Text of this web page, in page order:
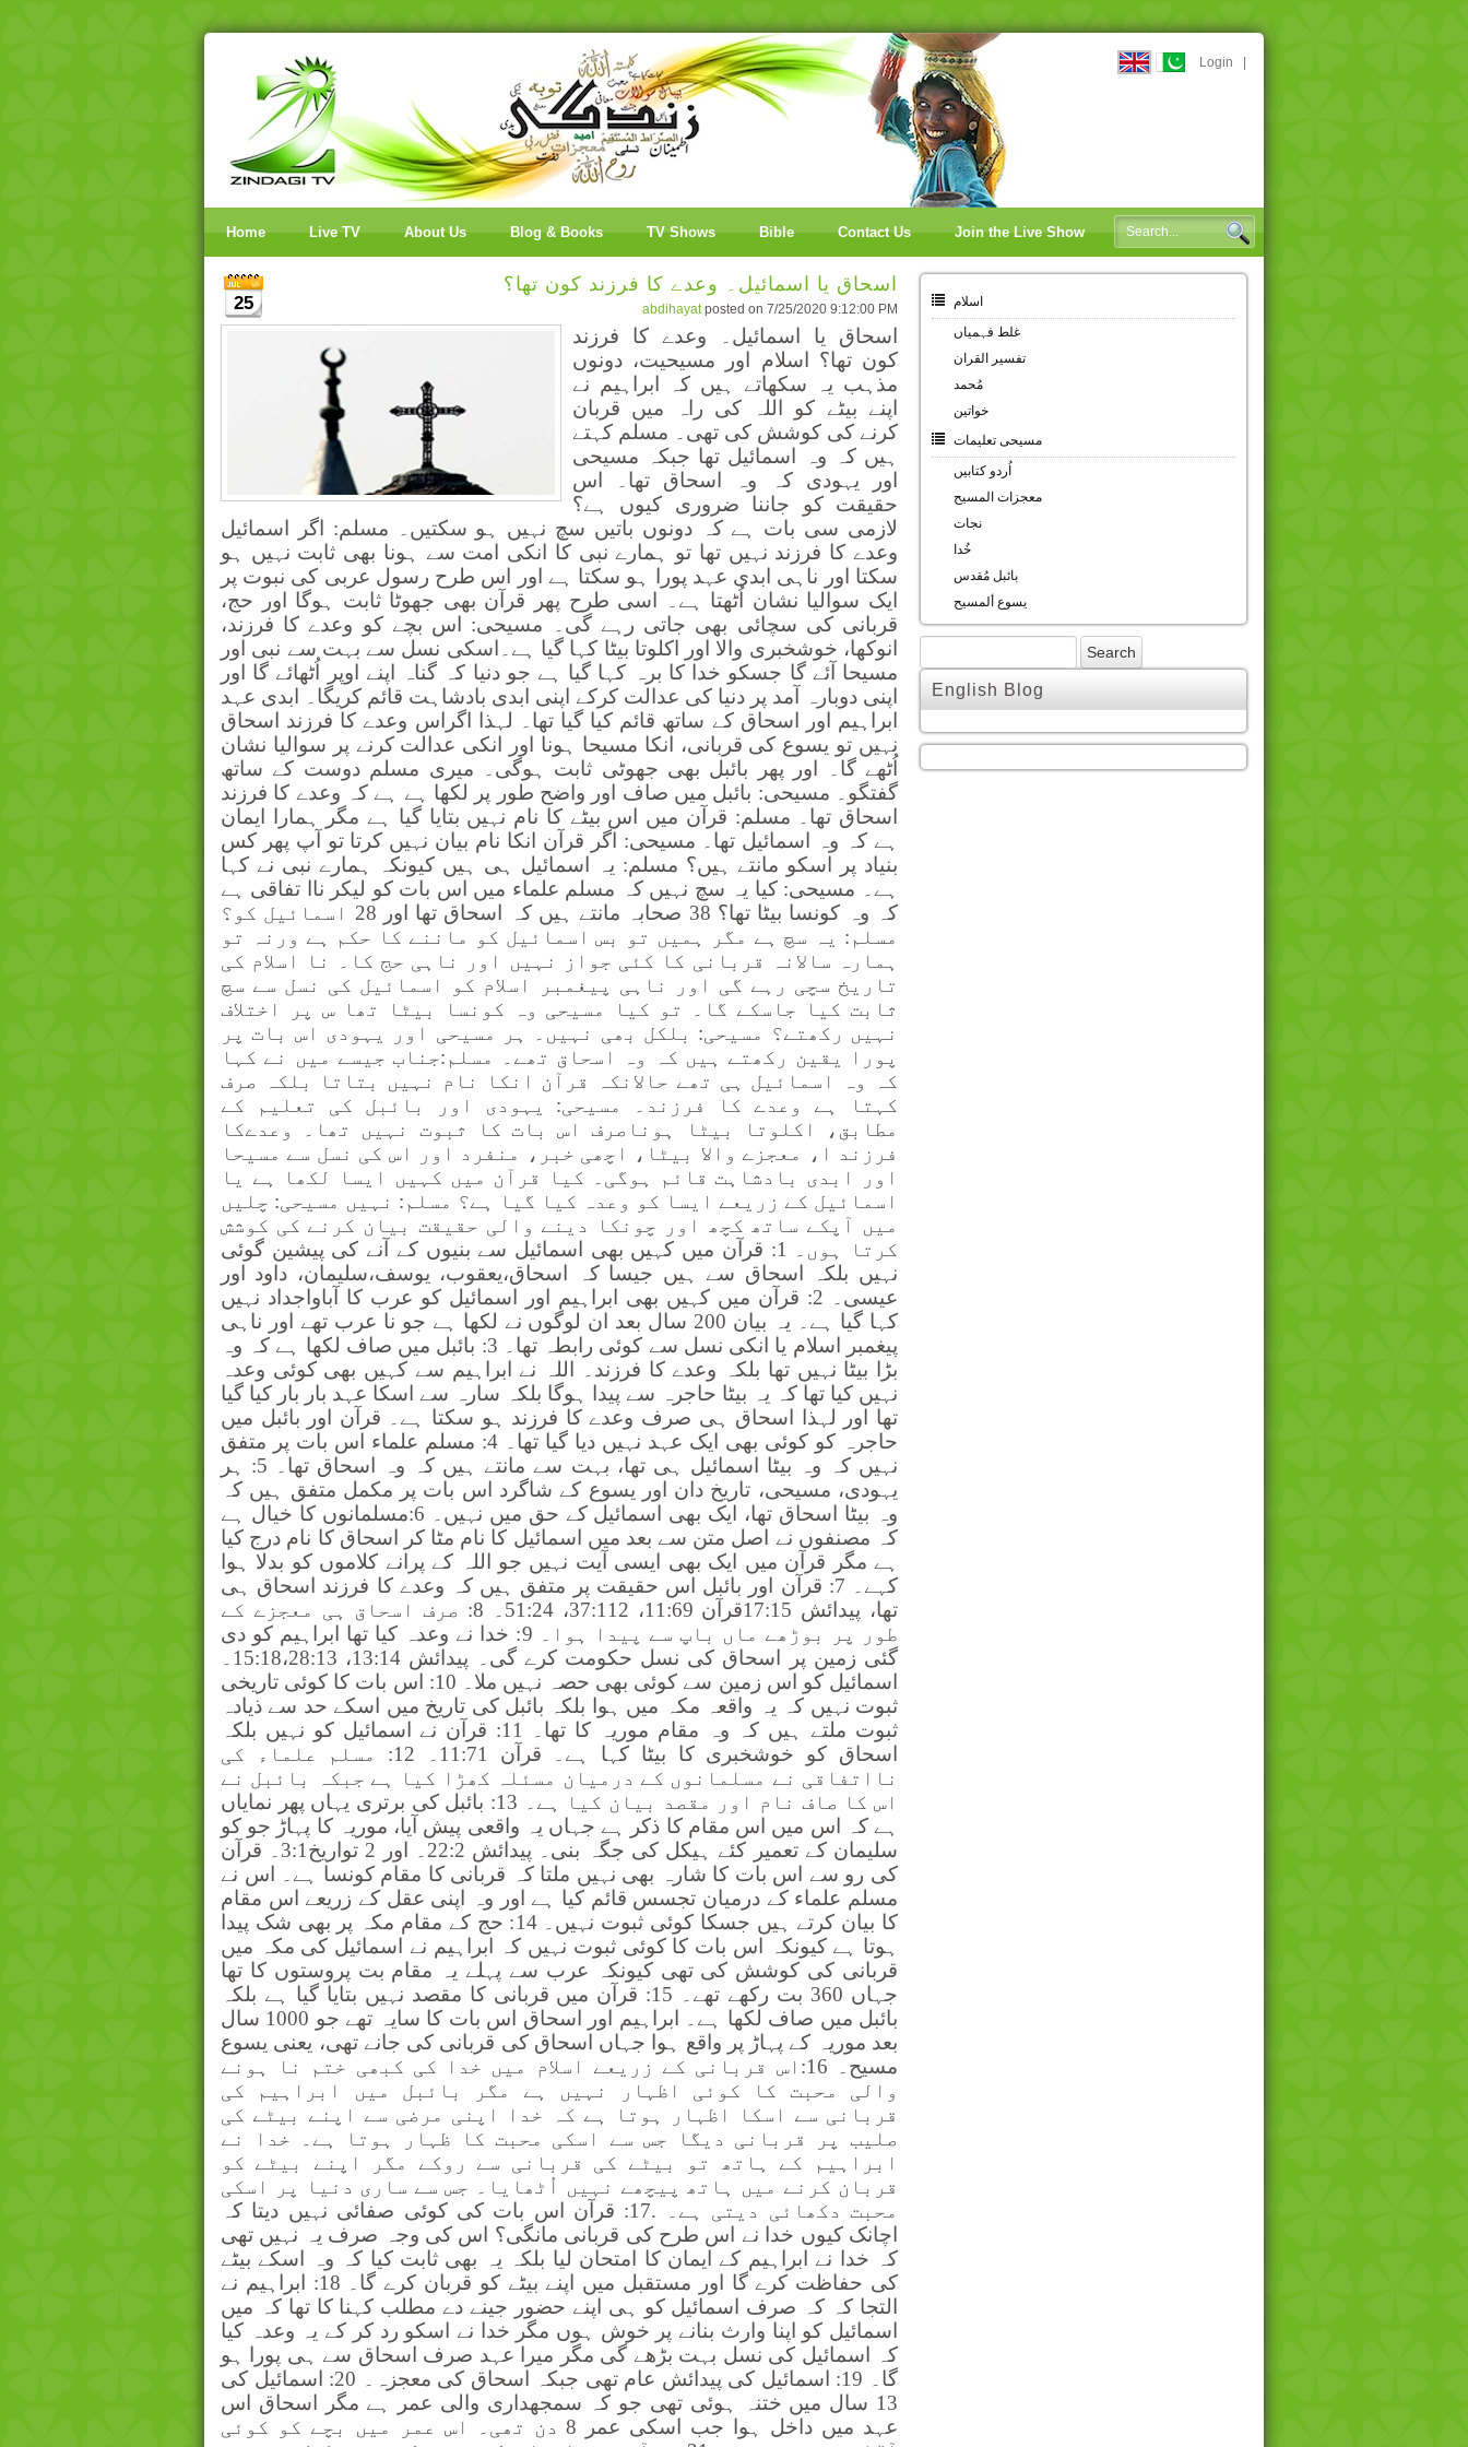
Login
Home Live TV About Us Blog & Books TV Shows Bible Contact Us Join the Live Show
25
اسحاق یا اسمائیل۔ وعدے کا فرزند کون تھا؟
abdihayatposted on 7/25/2020 9:12:00 PM
اسحاق یا اسمائیل۔ وعدے کا فرزند
کون تھا؟ اسلام اور مسیحیت، دونوں
مذہب یہ سکھاتے ہیں کہ ابراہیم نے
اپنے بیٹے کو اللہ کی راہ میں قربان
کرنے کی کوشش کی تھی۔ مسلم کہتے
ہیں کہ وہ اسمائیل تھا جبکہ مسیحی
اور یہودی کہ وہ اسحاق تھا۔ اس
حقیقت کو جاننا ضروری کیوں ہے؟
لازمی سی بات ہے کہ دونوں باتیں سچ نہیں ہو سکتیں۔ مسلم: اگر اسمائیل
وعدے کا فرزند نہیں تھا تو ہمارے نبی کا انکی امت سے ہونا بھی ثابت نہیں ہو
سکتا اور ناہی ابدی عہد پورا ہو سکتا ہے اور اس طرح رسول عربی کی نبوت پر
ایک سوالیا نشان اُٹھتا ہے۔ اسی طرح پھر قرآن بھی جھوٹا ثابت ہوگا اور حج،
قربانی کی سچائی بھی جاتی رہے گی۔ مسیحی: اس بچے کو وعدے کا فرزند،
انوکھا، خوشخبری والا اور اکلوتا بیٹا کہا گیا ہے۔اسکی نسل سے بہت سے نبی اور
مسیحا آئے گا جسکو خدا کا برہ کہا گیا ہے جو دنیا کہ گناہ اپنے اوپر اُٹھائے گا اور
اپنی دوبارہ آمد پر دنیا کی عدالت کرکے اپنی ابدی بادشاہت قائم کریگا۔ ابدی عہد
ابراہیم اور اسحاق کے ساتھ قائم کیا گیا تھا۔ لہذا اگراس وعدے کا فرزند اسحاق
نہیں تو یسوع کی قربانی، انکا مسیحا ہونا اور انکی عدالت کرنے پر سوالیا نشان
اُٹھے گا۔ اور پھر بائبل بھی جھوٹی ثابت ہوگی۔ میری مسلم دوست کے ساتھ
گفتگو۔ مسیحی: بائبل میں صاف اور واضح طور پر لکھا ہے ہے کہ وعدے کا فرزند
اسحاق تھا۔ مسلم: قرآن میں اس بیٹے کا نام نہیں بتایا گیا ہے مگر ہمارا ایمان
ہے کہ وہ اسمائیل تھا۔ مسیحی: اگر قرآن انکا نام بیان نہیں کرتا تو آپ پھر کس
بنیاد پر اسکو مانتے ہیں؟ مسلم: یہ اسمائیل ہی ہیں کیونکہ ہمارے نبی نے کہا
ہے۔ مسیحی: کیا یہ سچ نہیں کہ مسلم علماء میں اس بات کو لیکر ناا تفاقی ہے
کہ وہ کونسا بیٹا تھا؟ 38 صحابہ مانتے ہیں کہ اسحاق تھا اور 28 اسمائیل کو؟
مسلم: یہ سچ ہے مگر ہمیں تو بس اسمائیل کو ماننے کا حکم ہے ورنہ تو
ہمارہ سالانہ قربانی کا کئی جواز نہیں اور ناہی حج کا۔ نا اسلام کی
تاریخ سچی رہے گی اور ناہی پیغمبر اسلام کو اسمائیل کی نسل سے سچ
ثابت کیا جاسکے گا۔ تو کیا مسیحی وہ کونسا بیٹا تھا س پر اختلاف
نہیں رکھتے؟ مسیحی: بلکل بھی نہیں۔ ہر مسیحی اور یہودی اس بات پر
پورا یقین رکھتے ہیں کہ وہ اسحاق تھے۔ مسلم:جناب جیسے میں نے کہا
کہ وہ اسمائیل ہی تھے حالانکہ قرآن انکا نام نہیں بتاتا بلکہ صرف
کہتا ہے وعدے کا فرزند۔ مسیحی: یہودی اور بائبل کی تعلیم کے
مطابق، اکلوتا بیٹا ہوناصرف اس بات کا ثبوت نہیں تھا۔ وعدےکا
فرزند ا، معجزے والا بیٹا، اچھی خبر، منفرد اور اس کی نسل سے مسیحا
اور ابدی بادشاہت قائم ہوگی۔ کیا قرآن میں کہیں ایسا لکھا ہے یا
اسمائیل کے زریعے ایسا کو وعدہ کیا گیا ہے؟ مسلم: نہیں مسیحی: چلیں
میں آپکے ساتھ کچھ اور چونکا دینے والی حقیقت بیان کرنے کی کوشش
کرتا ہوں۔ 1: قرآن میں کہیں بھی اسمائیل سے بنیوں کے آنے کی پیشین گوئی
نہیں بلکہ اسحاق سے ہیں جیسا کہ اسحاق،یعقوب، یوسف،سلیمان، داود اور
عیسی۔ 2: قرآن میں کہیں بھی ابراہیم اور اسمائیل کو عرب کا آباواجداد نہیں
کہا گیا ہے۔ یہ بیان 200 سال بعد ان لوگوں نے لکھا ہے جو نا عرب تھے اور ناہی
پیغمبر اسلام یا انکی نسل سے کوئی رابطہ تھا۔ 3: بائبل میں صاف لکھا ہے کہ وہ
بڑا بیٹا نہیں تھا بلکہ وعدے کا فرزند۔ اللہ نے ابراہیم سے کہیں بھی کوئی وعدہ
نہیں کیا تھا کہ یہ بیٹا حاجرہ سے پیدا ہوگا بلکہ سارہ سے اسکا عہد بار بار کیا گیا
تھا اور لہذا اسحاق ہی صرف وعدے کا فرزند ہو سکتا ہے۔ قرآن اور بائبل میں
حاجرہ کو کوئی بھی ایک عہد نہیں دیا گیا تھا۔ 4: مسلم علماء اس بات پر متفق
نہیں کہ وہ بیٹا اسمائیل ہی تھا، بہت سے مانتے ہیں کہ وہ اسحاق تھا۔ 5: ہر
یہودی، مسیحی، تاریخ دان اور یسوع کے شاگرد اس بات پر مکمل متفق ہیں کہ
وہ بیٹا اسحاق تھا، ایک بھی اسمائیل کے حق میں نہیں۔ 6:مسلمانوں کا خیال ہے
کہ مصنفوں نے اصل متن سے بعد میں اسمائیل کا نام مٹا کر اسحاق کا نام درج کیا
ہے مگر قرآن میں ایک بھی ایسی آیت نہیں جو اللہ کے پرانے کلاموں کو بدلا ہوا
کہے۔ 7: قرآن اور بائبل اس حقیقت پر متفق ہیں کہ وعدے کا فرزند اسحاق ہی
تھا، پیدائش 17:15قرآن 11:69، 37:112، 51:24۔ 8: صرف اسحاق ہی معجزے کے
طور پر بوڑھے ماں باپ سے پیدا ہوا۔ 9: خدا نے وعدہ کیا تھا ابراہیم کو دی
گئی زمین پر اسحاق کی نسل حکومت کرے گی۔ پیدائش 13:14، 15:18،28:13۔
اسمائیل کو اس زمین سے کوئی بھی حصہ نہیں ملا۔ 10: اس بات کا کوئی تاریخی
ثبوت نہیں کہ یہ واقعہ مکہ میں ہوا بلکہ بائبل کی تاریخ میں اسکے حد سے ذیادہ
ثبوت ملتے ہیں کہ وہ مقام موریہ کا تھا۔ 11: قرآن نے اسمائیل کو نہیں بلکہ
اسحاق کو خوشخبری کا بیٹا کہا ہے۔ قرآن 11:71۔ 12: مسلم علماء کی
نااتفاقی نے مسلمانوں کے درمیان مسئلہ کھڑا کیا ہے جبکہ بائبل نے
اس کا صاف نام اور مقصد بیان کیا ہے۔ 13: بائبل کی برتری یہاں پھر نمایاں
ہے کہ اس میں اس مقام کا ذکر ہے جہاں یہ واقعی پیش آیا، موریہ کا پہاڑ جو کو
سلیمان کے تعمیر کئے ہیکل کی جگہ بنی۔ پیدائش 22:2۔ اور 2 تواریخ3:1۔ قرآن
کی رو سے اس بات کا شارہ بھی نہیں ملتا کہ قربانی کا مقام کونسا ہے۔ اس نے
مسلم علماء کے درمیان تجسس قائم کیا ہے اور وہ اپنی عقل کے زریعے اس مقام
کا بیان کرتے ہیں جسکا کوئی ثبوت نہیں۔ 14: حج کے مقام مکہ پر بھی شک پیدا
ہوتا ہے کیونکہ اس بات کا کوئی ثبوت نہیں کہ ابراہیم نے اسمائیل کی مکہ میں
قربانی کی کوشش کی تھی کیونکہ عرب سے پہلے یہ مقام بت پروستوں کا تھا
جہاں 360 بت رکھے تھے۔ 15: قرآن میں قربانی کا مقصد نہیں بتایا گیا ہے بلکہ
بائبل میں صاف لکھا ہے۔ ابراہیم اور اسحاق اس بات کا سایہ تھے جو 1000 سال
بعد موریہ کے پہاڑ پر واقع ہوا جہاں اسحاق کی قربانی کی جانے تھی، یعنی یسوع
مسیح۔ 16:اس قربانی کے زریعے اسلام میں خدا کی کبھی ختم نا ہونے
والی محبت کا کوئی اظہار نہیں ہے مگر بائبل میں ابراہیم کی
قربانی سے اسکا اظہار ہوتا ہے کہ خدا اپنی مرضی سے اپنے بیٹے کی
صلیب پر قربانی دیگا جس سے اسکی محبت کا ظہار ہوتا ہے۔ خدا نے
ابراہیم کے ہاتھ تو بیٹے کی قربانی سے روکے مگر اپنے بیٹے کو
قربان کرنے میں ہاتھ پیچھے نہیں اُٹھایا۔ جس سے ساری دنیا پر اسکی
محبت دکھائی دیتی ہے۔ .17: قرآن اس بات کی کوئی صفائی نہیں دیتا کہ
اچانک کیوں خدا نے اس طرح کی قربانی مانگی؟ اس کی وجہ صرف یہ نہیں تھی
کہ خدا نے ابراہیم کے ایمان کا امتحان لیا بلکہ یہ بھی ثابت کیا کہ وہ اسکے بیٹے
کی حفاظت کرے گا اور مستقبل میں اپنے بیٹے کو قربان کرے گا۔ 18: ابراہیم نے
التجا کہ کہ صرف اسمائیل کو ہی اپنے حضور جینے دے مطلب کہنا کا تھا کہ میں
اسمائیل کو اپنا وارث بنانے پر خوش ہوں مگر خدا نے اسکو رد کر کے یہ وعدہ کیا
کہ اسمائیل کی نسل بہت بڑھے گی مگر میرا عہد صرف اسحاق سے ہی پورا ہو
گا۔ 19: اسمائیل کی پیدائش عام تھی جبکہ اسحاق کی معجزہ۔ 20: اسمائیل کی
13 سال میں ختنہ ہوئی تھی جو کہ سمجھداری والی عمر ہے مگر اسحاق اس
عہد میں داخل ہوا جب اسکی عمر 8 دن تھی۔ اس عمر میں بچے کو کوئی
اسلام
غلط فہمیاں
تفسیر القران
مُحمد
خواتین
مسیحی تعلیمات
اُردو کتابیں
معجزات المسیح
نجات
خُدا
بائبل مُقدس
یسوع ألمسیح
English Blog